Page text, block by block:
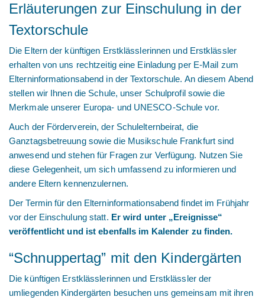
Erläuterungen zur Einschulung in der
Textorschule
Die Eltern der künftigen Erstklässlerinnen und Erstklässler
erhalten von uns rechtzeitig eine Einladung per E-Mail zum
Elterninformationsabend in der Textorschule. An diesem Abend
stellen wir Ihnen die Schule, unser Schulprofil sowie die
Merkmale unserer Europa- und UNESCO-Schule vor.
Auch der Förderverein, der Schulelternbeirat, die
Ganztagsbetreuung sowie die Musikschule Frankfurt sind
anwesend und stehen für Fragen zur Verfügung. Nutzen Sie
diese Gelegenheit, um sich umfassend zu informieren und
andere Eltern kennenzulernen.
Der Termin für den Elterninformationsabend findet im Frühjahr
vor der Einschulung statt. Er wird unter „Ereignisse“
veröffentlicht und ist ebenfalls im Kalender zu finden.
“Schnuppertag” mit den Kindergärten
Die künftigen Erstklässlerinnen und Erstklässler der
umliegenden Kindergärten besuchen uns gemeinsam mit ihren